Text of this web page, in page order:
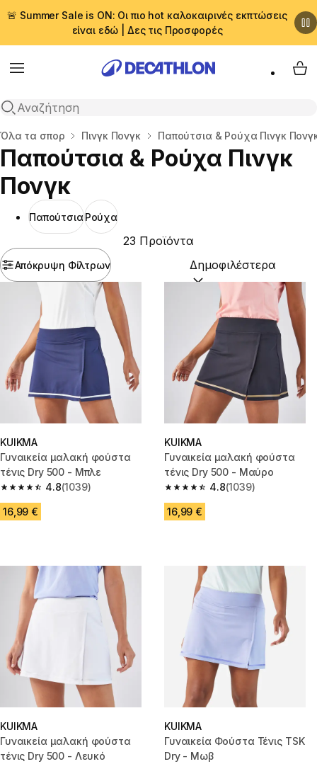
🚨 Summer Sale is ON: Οι πιο hot καλοκαιρινές εκπτώσεις
είναι εδώ | Δες τις Προσφορές
Menu
Αναζήτηση
My
Αρχική σελίδα
Όλα τα σπορ Πινγκ Πονγκ Παπούτσια & Ρούχα Πινγκ
Παπούτσια & Ρούχα Πινγκ
Πονγκ
Παπούτσια Ρούχα
Απόκρυψη Φίλτρων
23 Προϊόντα
Ταξινόμηση κατά:
KUIKMA
Γυναικεία μαλακή φούστα
τένις Dry 500 - Μπλε
4.8
4.8 out of 5 stars from 1039 reviews
(1039)
16,99 €
KUIKMA
Γυναικεία μαλακή φούστα
τένις Dry 500 - Μαύρο
4.8
4.8 out of 5 stars from 1039
(1039)
16,99 €
KUIKMA
Γυναικεία μαλακή φούστα
τένις Dry 500 - Λευκό
KUIKMA
Γυναικεία Φούστα Τένις TSK
Dry - Μωβ